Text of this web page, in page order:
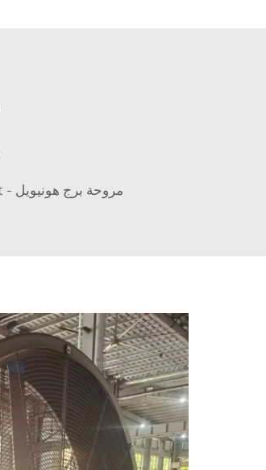
مروحة برج هونيويل - QuietSet: تأتي قدرة التبريد لهذه المروحة قابلة للتعديل مع ثمانية إعدادات سرعة لتوفير نسيم خفيف أو قوي حسب الحاجة.